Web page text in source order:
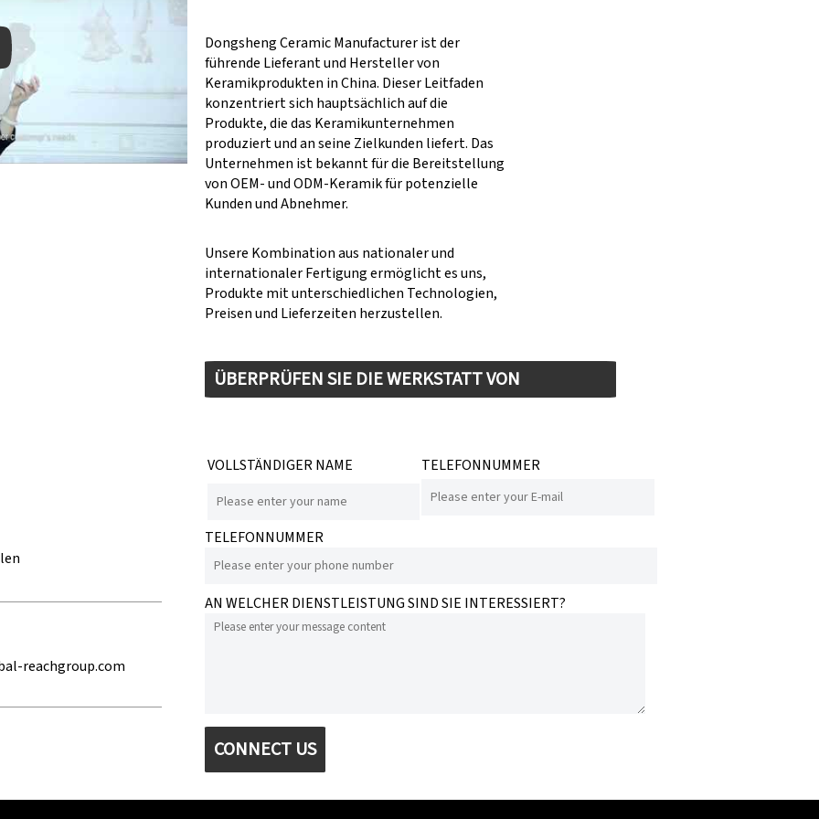
Dongsheng Ceramic Manufacturer ist der
führende Lieferant und Hersteller von
Keramikprodukten in China. Dieser Leitfaden
konzentriert sich hauptsächlich auf die
Produkte, die das Keramikunternehmen
produziert und an seine Zielkunden liefert. Das
Unternehmen ist bekannt für die Bereitstellung
von OEM- und ODM-Keramik für potenzielle
Kunden und Abnehmer.
Unsere Kombination aus nationaler und
internationaler Fertigung ermöglicht es uns,
Produkte mit unterschiedlichen Technologien,
Preisen und Lieferzeiten herzustellen.
ÜBERPRÜFEN SIE DIE WERKSTATT VON
Keynote (Google I/O '18)
reachgroup.com
VOLLSTÄNDIGER NAME TELEFONNUMMER
TELEFONNUMMER
AN WELCHER DIENSTLEISTUNG SIND SIE INTERESSIERT?
CONNECT US